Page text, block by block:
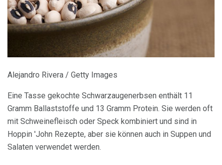
Alejandro Rivera / Getty Images
Eine Tasse gekochte Schwarzaugenerbsen enthält 11
Gramm Ballaststoffe und 13 Gramm Protein. Sie werden oft
mit Schweinefleisch oder Speck kombiniert und sind in
Hoppin 'John Rezepte, aber sie können auch in Suppen und
Salaten verwendet werden.